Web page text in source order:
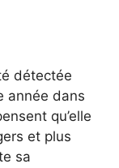
détectée
année dans
qu’elle
et plus
sa